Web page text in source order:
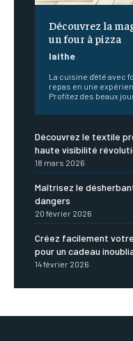
Découvrez la
un four à pizza
laithe
La cuisine d'été avec
repas en une
Profitez des beaux
Découvrez le textile
haute visibilité
18 mars 2026
Maîtrisez le
dangers
20 février 2026
Créez facilement
pour un cadeau
14 février 2026